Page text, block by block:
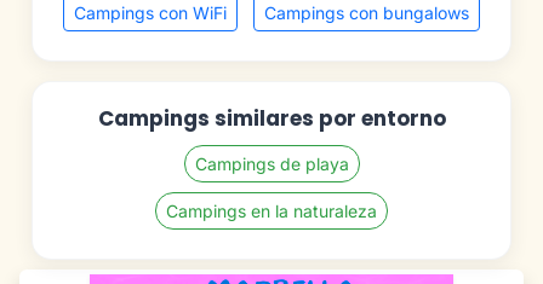
Campings con WiFi Campings con bungalows
Campings similares por entorno
Campings de playa
Campings en la naturaleza